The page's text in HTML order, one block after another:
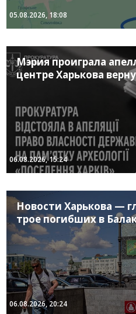
05.08.2026, 18:08
Мэрия проиграла
центре Харькова
06.08.2026, 15:24
Новости Харькова —
трое погибших в
06.08.2026, 20:24